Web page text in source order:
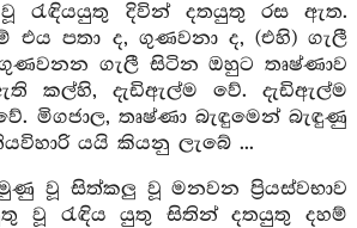
රැඳියයුතු දිවින් දතයුතු රස ඇත.
පතා ද, ගුණවනා ද, (එහි) ගැලී
ගැලී සිටින ඔහුට තෘෂ්ණාව
කල්හි, දැඩිඇල්ම වේ. දැඩිඇල්ම
මිගජාල, තෘෂ්ණා බැඳුමෙන් බැඳුණු
යයි කියනු ලැබේ ...
වූ සිත්කලු වූ මනවන ප්‍රියස්වභාව
වූ රැඳිය යුතු සිතින් දතයුතු දහම්